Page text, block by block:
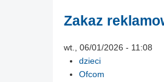
Zakaz
wt., 06/01/2026 - 11:08
dzieci
Ofcom